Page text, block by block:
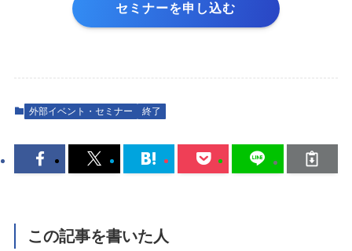
セミナーを申し込む
外部イベント・セミナー 終了
この記事を書いた人